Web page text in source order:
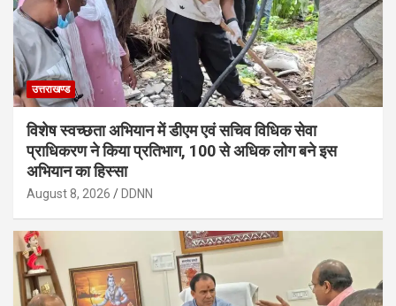
उत्तराखण्ड
विशेष स्वच्छता अभियान में डीएम एवं सचिव विधिक सेवा
प्राधिकरण ने किया प्रतिभाग, 100 से अधिक लोग बने इस
अभियान का हिस्सा
August 8, 2026 DDNN